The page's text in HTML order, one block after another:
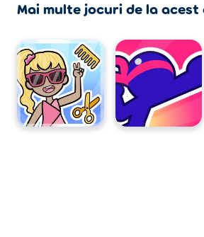
Mai multe jocuri de la